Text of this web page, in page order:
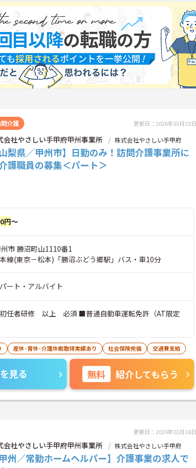
介護 更新日：2026年03月23日
会社やさしい手甲府甲州事業所 株式会社やさしい手甲府
山梨県／甲州市】日勤のみ！訪問介護事業所に
護職員の募集＜パート＞
円～
市 勝沼町山1110番1
線(東京－松本)「勝沼ぶどう郷駅」バス・車10分
ート・アルバイト
任者研修 以上 必須 ■普通自動車運転免許（AT限定
産休･育休･介護休暇取得実績あり 社会保険完備 交通費支給
見る 無料 紹介してもらう
更新日：2026年02月16日
会社やさしい手甲府甲州事業所 株式会社やさしい手甲府
甲州／常勤ホームヘルパー】介護事業の求人で